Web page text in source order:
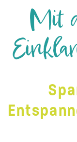
Mit